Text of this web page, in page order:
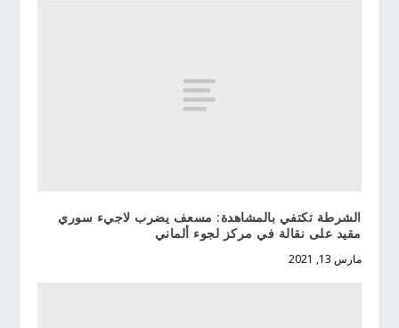
الشرطة تكتفي بالمشاهدة: مسعف يضرب لاجيء سوري
مقيد على نقالة في مركز لجوء ألماني
مارس 13, 2021